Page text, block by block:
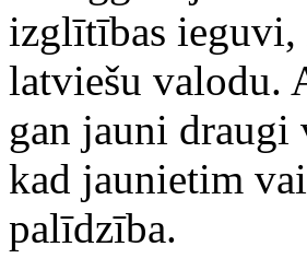
izglītības ieguvi,
latviešu valodu.
gan jauni draugi
kad jaunietim
palīdzība.